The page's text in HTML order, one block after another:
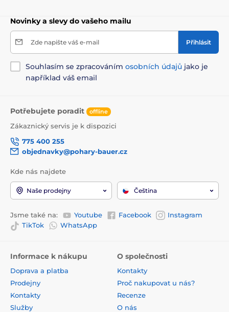
Novinky a slevy do vašeho mailu
Zde napište váš e-mail Přihlásit
Souhlasím se zpracováním osobních údajů jako je
například váš email
Potřebujete poradit offline
Zákaznický servis je k dispozici
775 400 255
objednavky@pohary-bauer.cz
Kde nás najdete
Naše prodejny Čeština
Jsme také na: Youtube Facebook
Instagram
TikTok
WhatsApp
Informace k nákupu
Doprava a platba
Prodejny
Kontakty
Služby
O společnosti
Kontakty
Proč nakupovat u nás?
Recenze
O nás